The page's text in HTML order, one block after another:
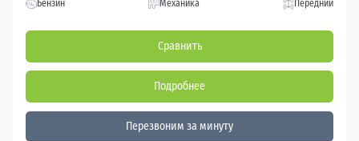
Бензин Механика Передний
Сравнить
Подробнее
Перезвоним за минуту